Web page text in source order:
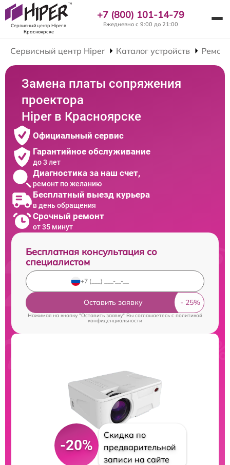
Сервисный центр Hiperв
Красноярске
+7 (800) 101-14-79
Ежедневно с 9:00 до 21:00
Сервисный центр Hiper Каталог устройств
Замена платы сопряжения
проектора
Hiper в Красноярске
Официальный сервис
Гарантийное обслуживание
до 3 лет
Диагностика за наш счет,
ремонт по желанию
Бесплатный выезд курьера
в день обращения
Срочный ремонт
от 35 минут
Бесплатная консультация со
специалистом
Оставить заявку
Нажимая на кнопку "Оставить заявку" Вы соглашаетесь cполитикой
конфиденциальности
-20%
Скидка по
предварительной
записи на сайте